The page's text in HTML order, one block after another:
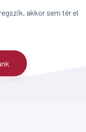
akkor sem tér el